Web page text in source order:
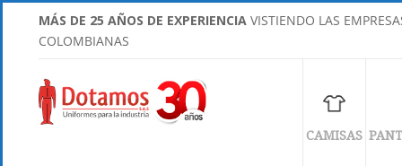
MÁS DE 25 AÑOS DE EXPERIENCIA VISTIENDO LAS
COLOMBIANAS
CALIDAD GARANTIZADAEN NUESTROS PRODUCTOS
CAMISAS